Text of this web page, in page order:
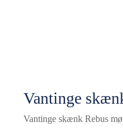
Vantinge
Vantinge skænk Rebus